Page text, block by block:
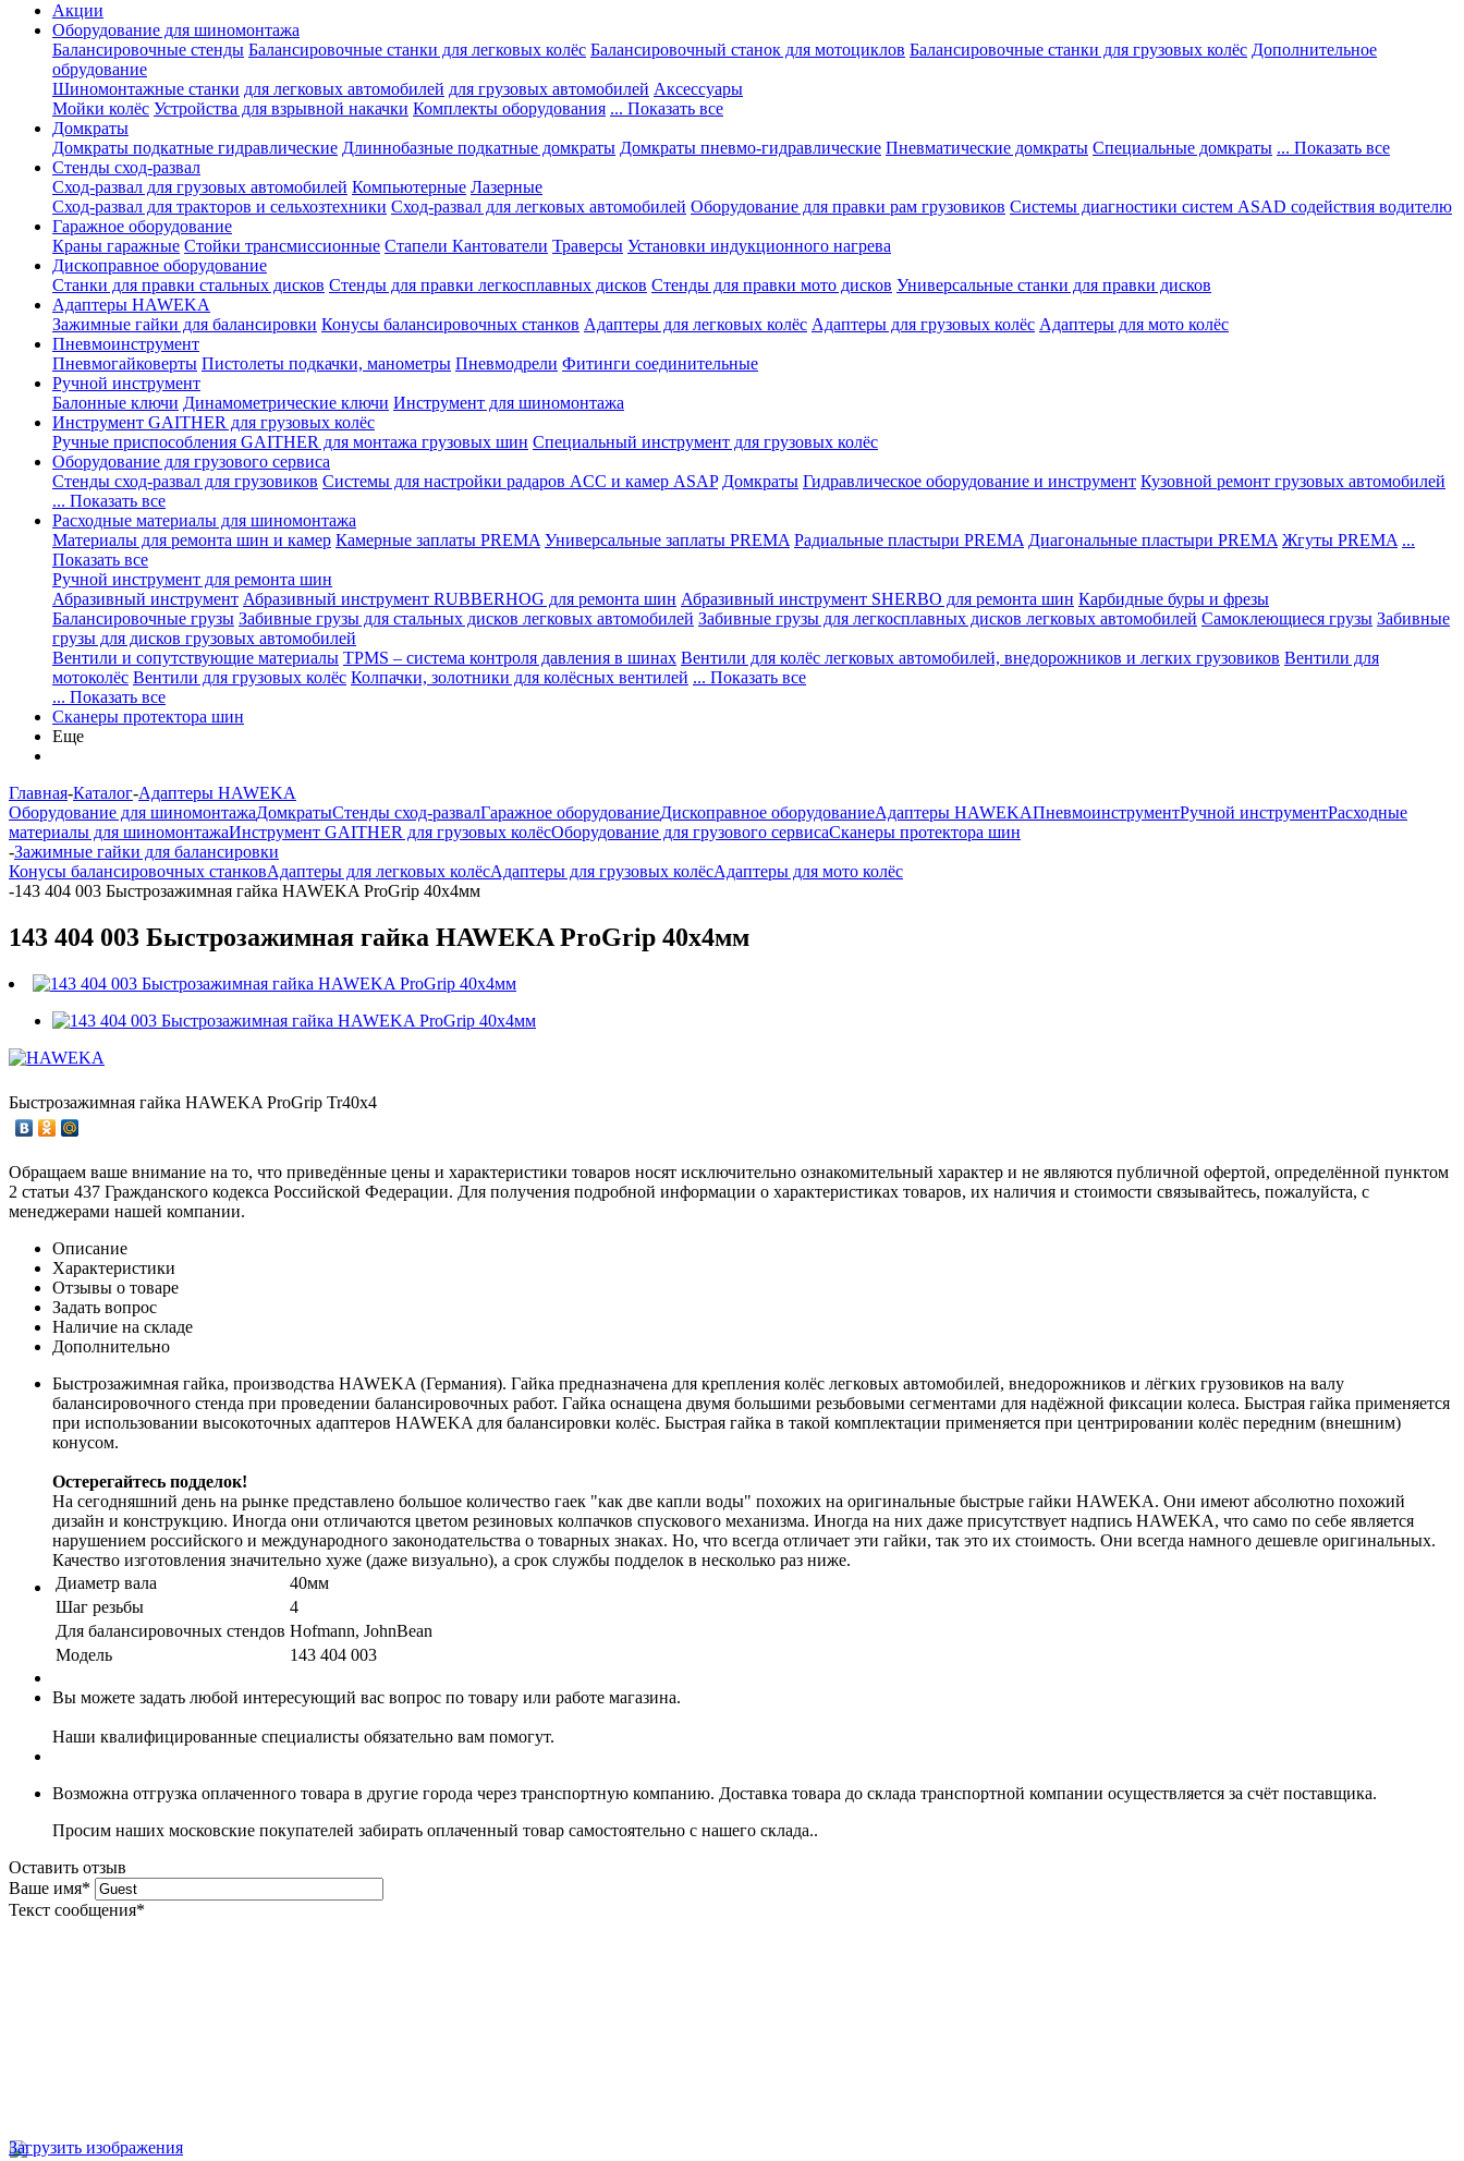
Акции
Оборудование для шиномонтажа
Балансировочные стенды Балансировочные станки для легковых колёс Балансировочный станок для мотоциклов Балансировочные станки для грузовых колёс Дополнительное
обрудование
Шиномонтажные станки для легковых автомобилей для грузовых автомобилей Аксессуары
Мойки колёс Устройства для взрывной накачки Комплекты оборудования ... Показать все
Домкраты
Домкраты подкатные гидравлические Длиннобазные подкатные домкраты Домкраты пневмо-гидравлические Пневматические домкраты Специальные домкраты ... Показать все
Стенды сход-развал
Сход-развал для грузовых автомобилей Компьютерные Лазерные
Сход-развал для тракторов и сельхозтехники Сход-развал для легковых автомобилей Оборудование для правки рам грузовиков Системы диагностики систем ASAD содействия водителю
Гаражное оборудование
Краны гаражные Стойки трансмиссионные Стапели Кантователи Траверсы Установки индукционного нагрева
Дископравное оборудование
Станки для правки стальных дисков Стенды для правки легкосплавных дисков Стенды для правки мото дисков Универсальные станки для правки дисков
Адаптеры HAWEKA
Зажимные гайки для балансировки Конусы балансировочных станков Адаптеры для легковых колёс Адаптеры для грузовых колёс Адаптеры для мото колёс
Пневмоинструмент
Пневмогайковерты Пистолеты подкачки, манометры Пневмодрели Фитинги соединительные
Ручной инструмент
Балонные ключи Динамометрические ключи Инструмент для шиномонтажа
Инструмент GAITHER для грузовых колёс
Ручные приспособления GAITHER для монтажа грузовых шин Специальный инструмент для грузовых колёс
Оборудование для грузового сервиса
Стенды сход-развал для грузовиков Системы для настройки радаров ACC и камер ASAP Домкраты Гидравлическое оборудование и инструмент Кузовной ремонт грузовых автомобилей
... Показать все
Расходные материалы для шиномонтажа
Материалы для ремонта шин и камер Камерные заплаты PREMA Универсальные заплаты PREMA Радиальные пластыри PREMA Диагональные пластыри PREMA Жгуты PREMA ...
Показать все
Ручной инструмент для ремонта шин
Абразивный инструмент Абразивный инструмент RUBBERHOG для ремонта шин Абразивный инструмент SHERBO для ремонта шин Карбидные буры и фрезы
Балансировочные грузы Забивные грузы для стальных дисков легковых автомобилей Забивные грузы для легкосплавных дисков легковых автомобилей Самоклеющиеся грузы Забивные
грузы для дисков грузовых автомобилей
Вентили и сопутствующие материалы TPMS – система контроля давления в шинах Вентили для колёс легковых автомобилей, внедорожников и легких грузовиков Вентили для
мотоколёс Вентили для грузовых колёс Колпачки, золотники для колёсных вентилей ... Показать все
... Показать все
Сканеры протектора шин
Еще
Главная-Каталог-Адаптеры HAWEKA
Оборудование для шиномонтажаДомкратыСтенды сход-развалГаражное оборудованиеДископравное оборудованиеАдаптеры HAWEKAПневмоинструментРучной инструментРасходные
материалы для шиномонтажаИнструмент GAITHER для грузовых колёсОборудование для грузового сервисаСканеры протектора шин
-Зажимные гайки для балансировки
Конусы балансировочных станковАдаптеры для легковых колёсАдаптеры для грузовых колёсАдаптеры для мото колёс
-143 404 003 Быстрозажимная гайка HAWEKA ProGrip 40х4мм
143 404 003 Быстрозажимная гайка HAWEKA ProGrip 40х4мм
Быстрозажимная гайка HAWEKA ProGrip Tr40x4
Обращаем ваше внимание на то, что приведённые цены и характеристики товаров носят исключительно ознакомительный характер и не являются публичной офертой, определённой пунктом
2 статьи 437 Гражданского кодекса Российской Федерации. Для получения подробной информации о характеристиках товаров, их наличия и стоимости связывайтесь, пожалуйста, с
менеджерами нашей компании.
Описание
Характеристики
Отзывы о товаре
Задать вопрос
Наличие на складе
Дополнительно
Быстрозажимная гайка, производства HAWEKA (Германия). Гайка предназначена для крепления колёс легковых автомобилей, внедорожников и лёгких грузовиков на валу
балансировочного стенда при проведении балансировочных работ. Гайка оснащена двумя большими резьбовыми сегментами для надёжной фиксации колеса. Быстрая гайка применяется
при использовании высокоточных адаптеров HAWEKA для балансировки колёс. Быстрая гайка в такой комплектации применяется при центрировании колёс передним (внешним)
конусом.
Остерегайтесь подделок!
На сегодняшний день на рынке представлено большое количество гаек "как две капли воды" похожих на оригинальные быстрые гайки HAWEKA. Они имеют абсолютно похожий
дизайн и конструкцию. Иногда они отличаются цветом резиновых колпачков спускового механизма. Иногда на них даже присутствует надпись HAWEKA, что само по себе является
нарушением российского и международного законодательства о товарных знаках. Но, что всегда отличает эти гайки, так это их стоимость. Они всегда намного дешевле оригинальных.
Качество изготовления значительно хуже (даже визуально), а срок службы подделок в несколько раз ниже.
Диаметр вала
40мм
Шаг резьбы
4
Для балансировочных стендов Hofmann, JohnBean
Модель
143 404 003
Вы можете задать любой интересующий вас вопрос по товару или работе магазина.
Наши квалифицированные специалисты обязательно вам помогут.
Возможна отгрузка оплаченного товара в другие города через транспортную компанию. Доставка товара до склада транспортной компании осуществляется за счёт поставщика.
Просим наших московские покупателей забирать оплаченный товар самостоятельно с нашего склада..
Оставить отзыв
Ваше имя*
Текст сообщения*
Загрузить изображения